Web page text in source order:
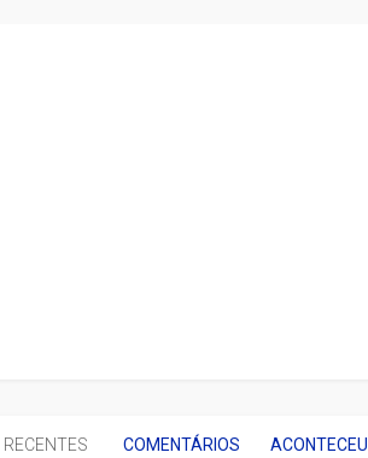
RECENTES COMENTÁRIOS ACONTECEU